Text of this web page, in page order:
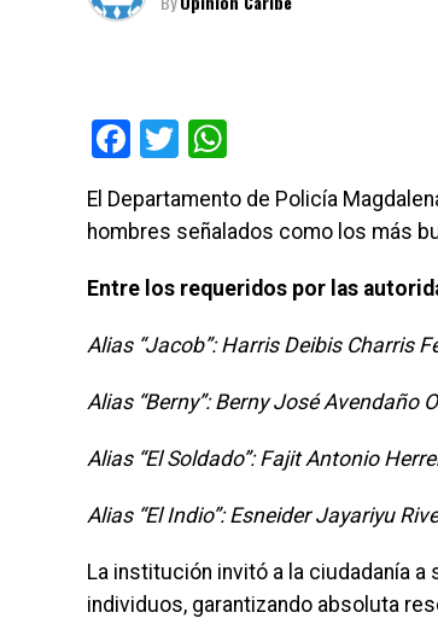
Facebook
Twitter
El Departamento de Policía
hombres señalados como los más
Entre los requeridos por las
Alias “Jacob”: Harris Deibis Charris
Alias “Berny”: Berny José Avendaño
Alias “El Soldado”: Fajit Antonio
Alias “El Indio”: Esneider Jayariyu
La institución invitó a la ciudadanía
individuos, garantizando absoluta